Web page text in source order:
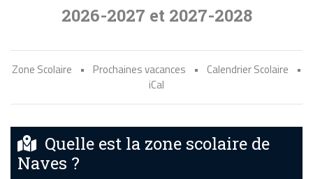
2026-2027 et 2027-2028
Zone Scolaire • Prochaines vacances • Calendrier Scolaire
•
iCal
Quelle est la zone scolaire de
Naves ?